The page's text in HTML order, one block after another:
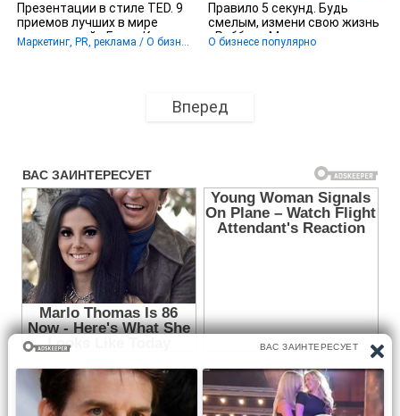
Презентации в стиле TED. 9
приемов лучших в мире
выступлений - Галло КарминМаркетинг, PR, реклама / О бизнесе популярно
Правило 5 секунд. Будь
смелым, измени свою жизнь
- Роббинс Мел
О бизнесе популярно
Вперед